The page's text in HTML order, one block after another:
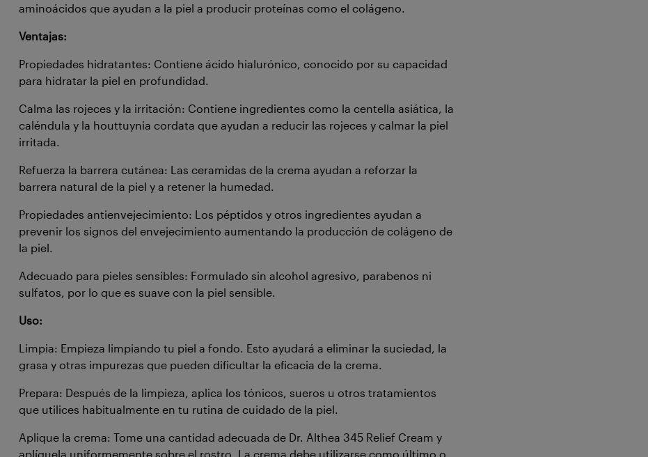
aminoácidos que ayudan a la piel a producir proteínas como el colágeno.
Ventajas:
Propiedades hidratantes: Contiene ácido hialurónico, conocido por su capacidad
para hidratar la piel en profundidad.
Calma las rojeces y la irritación: Contiene ingredientes como la centella asiática, la
caléndula y la houttuynia cordata que ayudan a reducir las rojeces y calmar la piel
irritada.
Refuerza la barrera cutánea: Las ceramidas de la crema ayudan a reforzar la
barrera natural de la piel y a retener la humedad.
Propiedades antienvejecimiento: Los péptidos y otros ingredientes ayudan a
prevenir los signos del envejecimiento aumentando la producción de colágeno de
la piel.
Adecuado para pieles sensibles: Formulado sin alcohol agresivo, parabenos ni
sulfatos, por lo que es suave con la piel sensible.
Uso:
Limpia: Empieza limpiando tu piel a fondo. Esto ayudará a eliminar la suciedad, la
grasa y otras impurezas que pueden dificultar la eficacia de la crema.
Prepara: Después de la limpieza, aplica los tónicos, sueros u otros tratamientos
que utilices habitualmente en tu rutina de cuidado de la piel.
Aplique la crema: Tome una cantidad adecuada de Dr. Althea 345 Relief Cream y
aplíquela uniformemente sobre el rostro. La crema debe utilizarse como último o